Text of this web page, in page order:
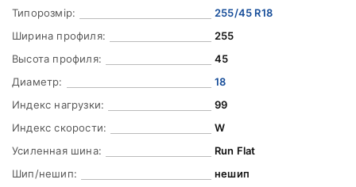
Типорозмір:
255/45 R18
Ширина профиля:
255
Высота профиля:
45
Диаметр:
18
Индекс нагрузки:
99
Индекс скорости:
W
Усиленная шина:
Run Flat
Шип/нешип:
нешип